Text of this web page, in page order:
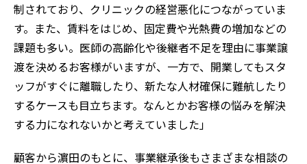
制されており、クリニックの経営悪化につながっていま
す。また、賃料をはじめ、固定費や光熱費の増加などの
課題も多い。医師の高齢化や後継者不足を理由に事業譲
渡を決めるお客様がいますが、一方で、開業してもスタ
ッフがすぐに離職したり、新たな人材確保に難航したり
するケースも目立ちます。なんとかお客様の悩みを解決
する力になれないかと考えていました」
顧客から濵田のもとに、事業継承後もさまざまな相談の